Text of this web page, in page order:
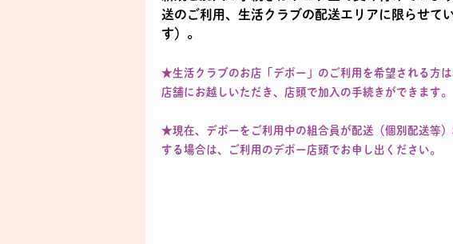
送のご利用、生活クラブの配送エリアに限らせて
す）。
★生活クラブのお店「デポー」のご利用を希望される方
店舗にお越しいただき、店頭で加入の手続きができます。
★現在、デポーをご利用中の組合員が配送（個別配送等
する場合は、ご利用のデポー店頭でお申し出ください。